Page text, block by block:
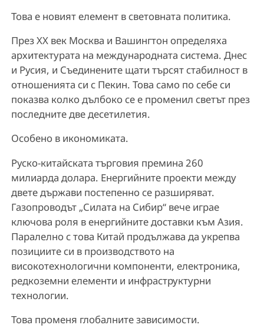
Това е новият елемент в световната политика.
През XX век Москва и Вашингтон определяха
архитектурата на международната система. Днес
и Русия, и Съединените щати търсят стабилност в
отношенията си с Пекин. Това само по себе си
показва колко дълбоко се е променил светът през
последните две десетилетия.
Особено в икономиката.
Руско-китайската търговия премина 260
милиарда долара. Енергийните проекти между
двете държави постепенно се разширяват.
Газопроводът „Силата на Сибир“ вече играе
ключова роля в енергийните доставки към Азия.
Паралелно с това Китай продължава да укрепва
позициите си в производството на
високотехнологични компоненти, електроника,
редкоземни елементи и инфраструктурни
технологии.
Това променя глобалните зависимости.